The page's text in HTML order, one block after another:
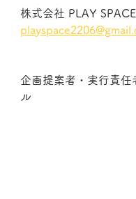
株式会社 PLAY
企画提案者・実行責任
ル